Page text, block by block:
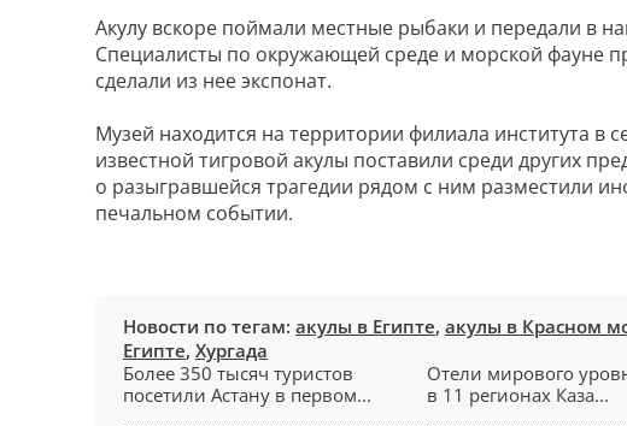
Акулу вскоре поймали местные рыбаки и передали в
Специалисты по окружающей среде и морской фауне
сделали из нее экспонат.
Музей находится на территории филиала института в
известной тигровой акулы поставили среди других
о разыгравшейся трагедии рядом с ним разместили
печальном событии.
Новости по тегам: акулы в Египте, акулы в Красном
Египте, Хургада
Более 350 тысяч туристов
посетили Астану в первом...
Отели мирового
в 11 регионах Каза...